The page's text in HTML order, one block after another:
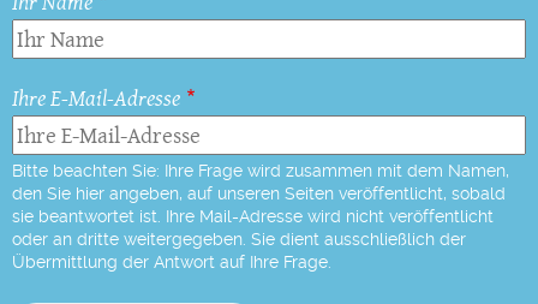
Ihre E-Mail-Adresse
Bitte beachten Sie: Ihre Frage wird zusammen mit dem Namen,
den Sie hier angeben, auf unseren Seiten veröffentlicht, sobald
sie beantwortet ist. Ihre Mail-Adresse wird nicht veröffentlicht
oder an dritte weitergegeben. Sie dient ausschließlich der
Übermittlung der Antwort auf Ihre Frage.